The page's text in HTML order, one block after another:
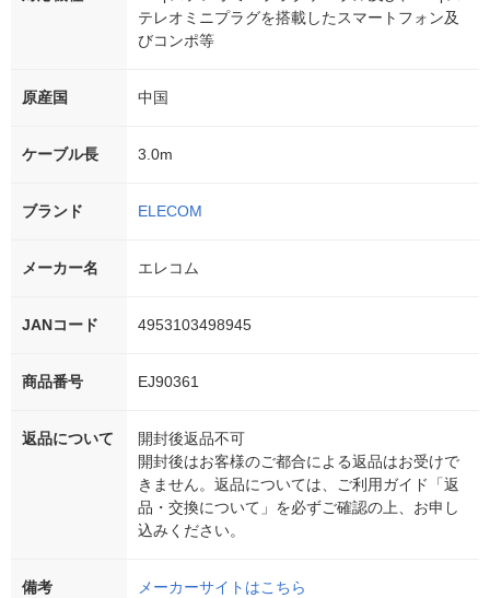
テレオミニプラグを搭載したスマートフォン及
びコンポ等
原産国 中国
ケーブル長 3.0m
ブランド ELECOM
メーカー名 エレコム
JANコード 4953103498945
商品番号 EJ90361
返品について
開封後返品不可
開封後はお客様のご都合による返品はお受けで
きません。返品については、ご利用ガイド「返
品・交換について」を必ずご確認の上、お申し
込みください。
備考 メーカーサイトはこちら